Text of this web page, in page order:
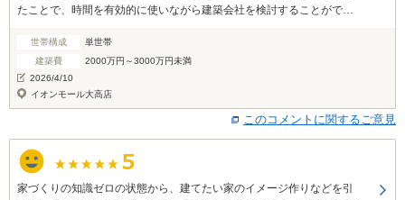
たことで、時間を有効的に使いながら建築会社を検討することができ
る対応をしていただきました。 無事に契約ができ、ホッとしていま
す。ありがとうございました。
世帯構成
単世帯
建築費
2000万円～3000万円未満
2026/4/10
イオンモール大高店
このコメントに関するご意見
家づくりの知識ゼロの状態から、建てたい家のイメージ作りなどを引